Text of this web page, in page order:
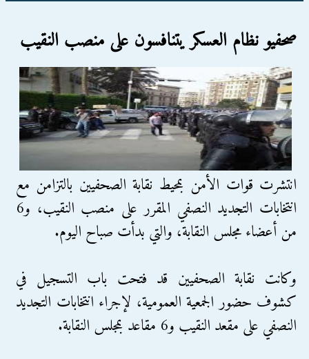
صحفيو نظام العسكر يتنافسون على منصب النقيب
انتشرت قوات الأمن بمحيط نقابة الصحفيين بالتزامن مع
انتخابات التجديد النصفي المقرر على منصب النقيب، و6
من أعضاء مجلس النقابة، والتي بدأت صباح اليوم.
وكانت نقابة الصحفيين قد فتحت باب التسجيل في
كشوف حضور الجمعية العمومية، لإجراء انتخابات التجديد
النصفي على مقعد النقيب و6 مقاعد بمجلس النقابة.